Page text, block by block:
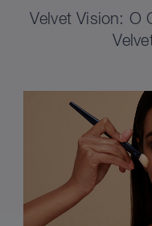
Velvet Vision: O